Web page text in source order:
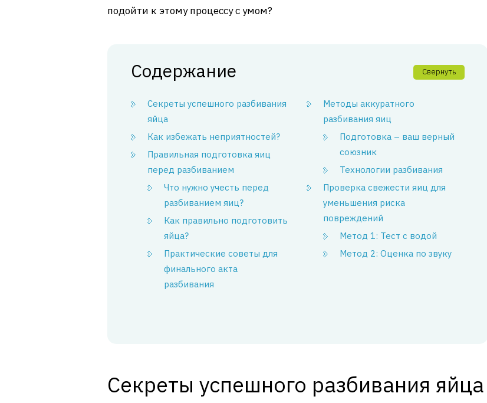
подойти к этому процессу с умом?
Содержание Свернуть
Секреты успешного разбивания
яйца
Как избежать неприятностей?
Правильная подготовка яиц
перед разбиванием
Что нужно учесть перед
разбиванием яиц?
Как правильно подготовить
яйца?
Практические советы для
финального акта
разбивания
Методы аккуратного
разбивания яиц
Подготовка – ваш верный
союзник
Технологии разбивания
Проверка свежести яиц для
уменьшения риска
повреждений
Метод 1: Тест с водой
Метод 2: Оценка по звуку
Секреты успешного разбивания яйца